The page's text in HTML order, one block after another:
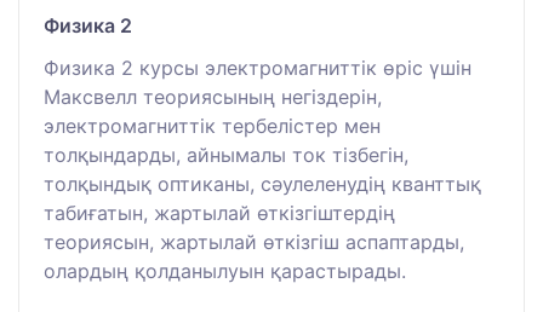
Физика 2
Физика 2 курсы электромагниттік өріс үшін
Максвелл теориясының негіздерін,
электромагниттік тербелістер мен
толқындарды, айнымалы ток тізбегін,
толқындық оптиканы, сәулеленудің кванттық
табиғатын, жартылай өткізгіштердің
теориясын, жартылай өткізгіш аспаптарды,
олардың қолданылуын қарастырады.